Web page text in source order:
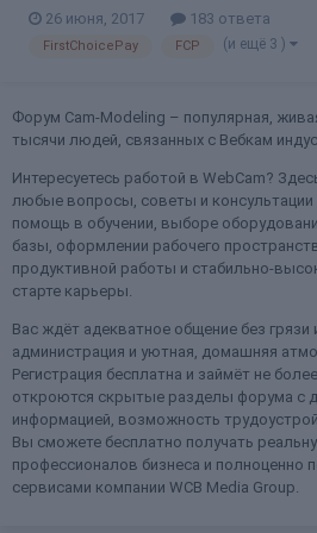
месяц, как заказала, даже месяц и 2
Расскажите)) или второй раз лучше
26 июня, 2017 183 ответа
FirstChoicePay FCP (и ещё 3 )
Форум Cam-Modeling – популярная,
тысячи людей, связанных с Вебкам
Интересуетесь работой в WebCam?
любые вопросы, советы и
помощь в обучении, выборе
базы, оформлении рабочего
продуктивной работы и стабильно-
старте карьеры.
Вас ждёт адекватное общение без
администрация и уютная, домашняя
Регистрация бесплатна и займёт не
откроются скрытые разделы форума с
информацией, возможность
Вы сможете бесплатно получать
профессионалов бизнеса и полноценно
сервисами компании WCB Media Group.